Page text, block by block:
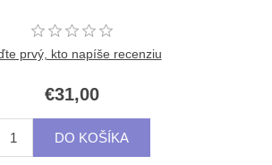
prvý, kto napíše recenziu
€31,00